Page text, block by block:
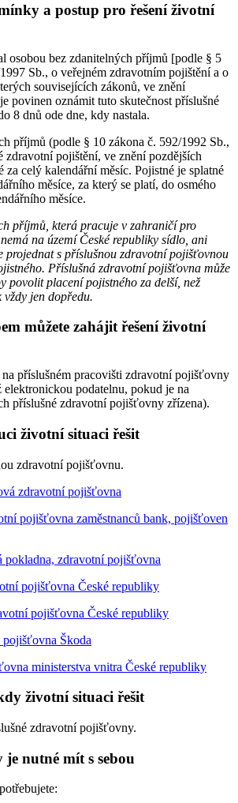
a postup pro řešení životní
osobou bez zdanitelných příjmů [podle § 5
Sb., o veřejném zdravotním pojištění a o
souvisejících zákonů, ve znění
povinen oznámit tuto skutečnost příslušné
8 dnů ode dne, kdy nastala.
příjmů (podle § 10 zákona č. 592/1992 Sb.,
zdravotní pojištění, ve znění pozdějších
za celý kalendářní měsíc. Pojistné je splatné
měsíce, za který se platí, do osmého
měsíce.
příjmů, která pracuje v zahraničí pro
na území České republiky sídlo, ani
projednat s příslušnou zdravotní pojišťovnou
Příslušná zdravotní pojišťovna může
povolit placení pojistného za delší, než
vždy jen dopředu.
můžete zahájit řešení životní
na příslušném pracovišti zdravotní pojišťovny
podatelnu, pokud je na
příslušné zdravotní pojišťovny zřízena).
životní situaci řešit
zdravotní pojišťovnu.
zdravotní pojišťovna
pojišťovna zaměstnanců bank, pojišťoven
pokladna, zdravotní pojišťovna
pojišťovna České republiky
pojišťovna České republiky
pojišťovna Škoda
ministerstva vnitra České republiky
životní situaci řešit
zdravotní pojišťovny.
nutné mít s sebou